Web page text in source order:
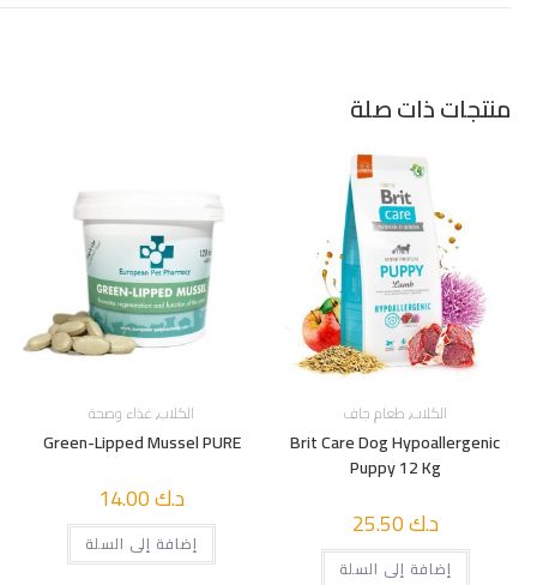
منتجات ذات صلة
الكلاب,طعام جاف
Brit Care Dog Hypoallergenic
Puppy 12 Kg
د.ك
إضافة إلى السلة
الكلاب,غذاء وصحة
Green-Lipped Mussel PURE
د.ك14.00
إضافة إلى السلة